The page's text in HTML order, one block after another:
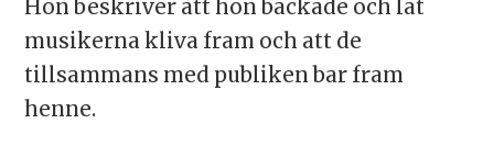
Hon beskriver att hon backade och lät
musikerna kliva fram och att de
tillsammans med publiken bar fram
henne.